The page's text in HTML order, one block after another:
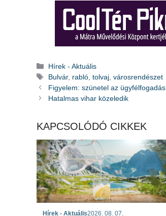
Kategória
Hírek - Aktuális
Címkék
Bulvár, rabló ,tolvaj ,városrendészet
Figyelem: szünetel az ügyfélfogadás
Hatalmas vihar közeledik
KAPCSOLÓDÓ CIKKEK
Hírek - Aktuális2026. 08. 07.